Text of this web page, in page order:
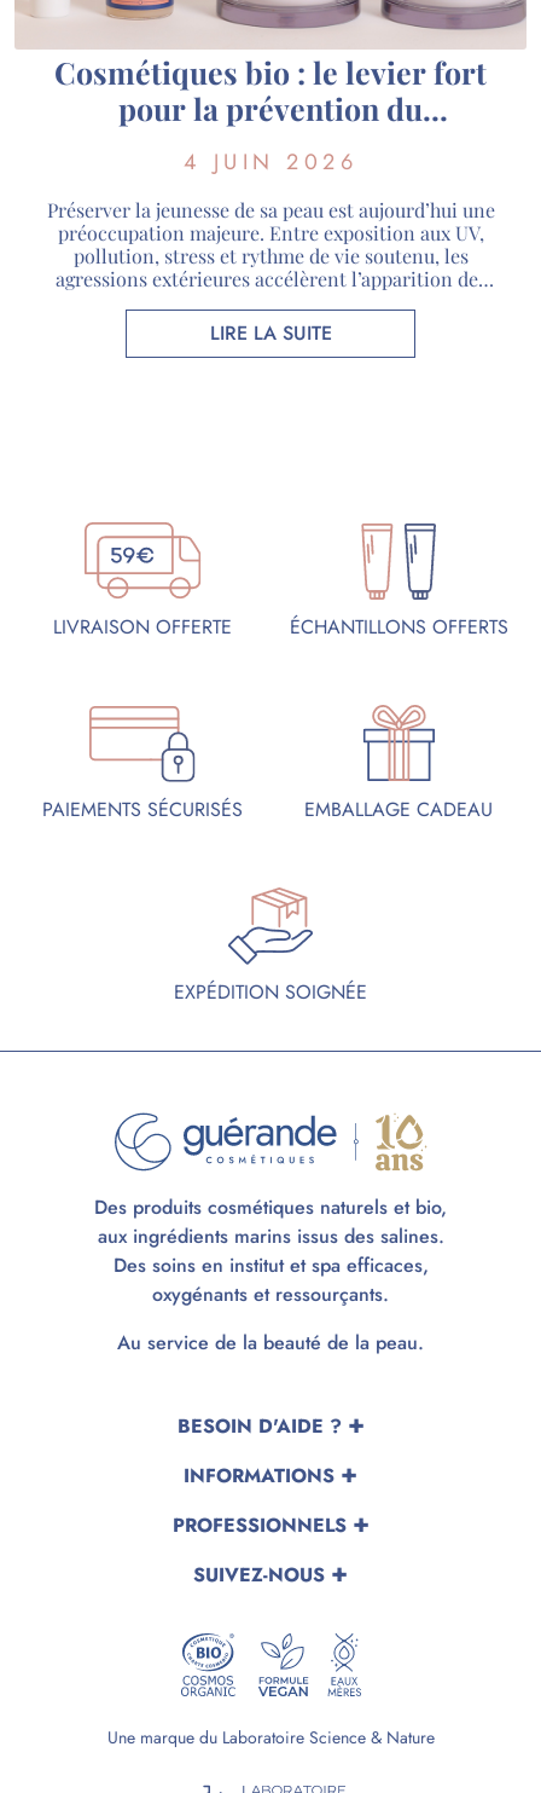
Cosmétiques bio : le levier fort
pour la prévention du
vieillissement cutané ?
4 JUIN 2026
Préserver la jeunesse de sa peau est aujourd’hui une
préoccupation majeure. Entre exposition aux UV,
pollution, stress et rythme de vie soutenu, les
agressions extérieures accélèrent l’apparition des
cosmétiques bio séduisent de plus en plus de
consommateurs à la recherche de soins respectueux
LIRE LA SUITE
LIVRAISON OFFERTE ÉCHANTILLONS OFFERTS
PAIEMENTS SÉCURISÉS EMBALLAGE CADEAU
EXPÉDITION SOIGNÉE
Des produits cosmétiques naturels et bio,
aux ingrédients marins issus des salines.
Des soins en institut et spa efficaces,
oxygénants et ressourçants.
Au service de la beauté de la peau.
BESOIN D'AIDE ?
INFORMATIONS
PROFESSIONNELS
SUIVEZ-NOUS
Une marque du Laboratoire Science & Nature